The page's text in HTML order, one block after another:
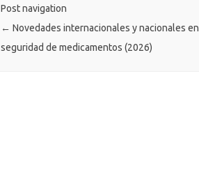
Post navigation
← Novedades internacionales y nacionales en
seguridad de medicamentos (2026)